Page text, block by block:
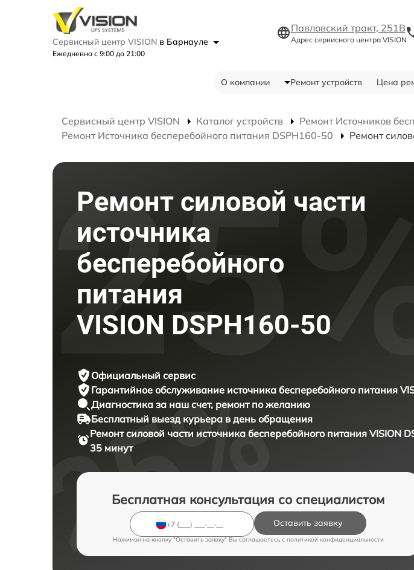
Сервисный центр VISION в Барнауле
Ежедневно с 9:00 до 21:00
Павловский тракт, 251В
Адрес сервисного центра VISION
О компании Ремонт устройств Цена
Сервисный центр VISION Каталог устройств
Ремонт Источников
Ремонт Источника бесперебойного питания DSPH160-50
Ремонт
Ремонт силовой части
источника
бесперебойного
питания
VISION DSPH160-50
Официальный сервис
Гарантийное обслуживание источника бесперебойного питания
Диагностика за наш счет, ремонт по желанию
Бесплатный выезд курьера в день обращения
Ремонт силовой части источника бесперебойного питанияVISION
35 минут
Бесплатная консультация со специалистом
Оставить заявку
Нажимая на кнопку "Оставить заявку" Вы соглашаетесь c политикой конфиденциальности